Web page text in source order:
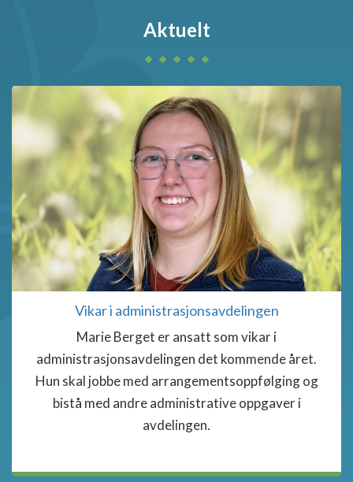
Aktuelt
Vikar i administrasjonsavdelingen
Marie Berget er ansatt som vikar i
administrasjonsavdelingen det kommende året.
Hun skal jobbe med arrangementsoppfølging og
bistå med andre administrative oppgaver i
avdelingen.